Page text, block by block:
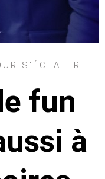
S'ÉCLATER
fun
à